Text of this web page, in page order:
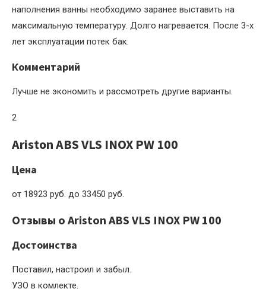
наполнения ванны необходимо заранее выставить на
максимальную температуру. Долго нагревается. После 3-х
лет эксплуатации потек бак.
Комментарий
Лучше не экономить и рассмотреть другие варианты.
2
Ariston ABS VLS INOX PW 100
Цена
от 18923 руб. до 33450 руб.
Отзывы о Ariston ABS VLS INOX PW 100
Достоинства
Поставил, настроил и забыл.
УЗО в комлекте.